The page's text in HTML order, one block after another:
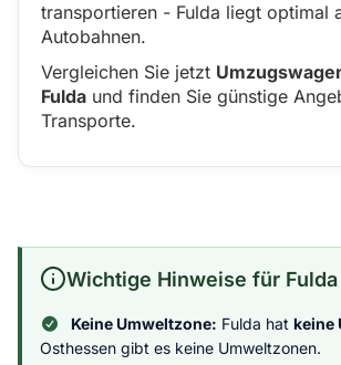
transportieren - Fulda liegt optimal
Autobahnen.
Vergleichen Sie jetzt
Fulda und finden Sie günstige
Transporte.
Wichtige Hinweise für Fulda
Keine Umweltzone: Fulda hat keine
Osthessen gibt es keine Umweltzonen.